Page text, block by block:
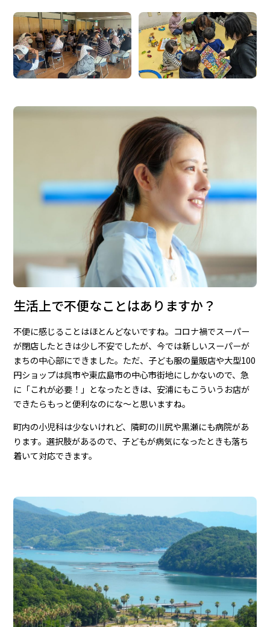
生活上で不便なことはありますか？
不便に感じることはほとんどないですね。コロナ禍でスーパー
が閉店したときは少し不安でしたが、今では新しいスーパーが
まちの中心部にできました。ただ、子ども服の量販店や大型100
円ショップは呉市や東広島市の中心市街地にしかないので、急
に「これが必要！」となったときは、安浦にもこういうお店が
できたらもっと便利なのにな～と思いますね。
町内の小児科は少ないけれど、隣町の川尻や黒瀬にも病院があ
ります。選択肢があるので、子どもが病気になったときも落ち
着いて対応できます。